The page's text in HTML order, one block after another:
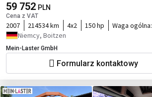
59 752 PLN
Cena z VAT
2007 214534 km 4x2 150 hp Waga ogólna:
Niemcy, Boitzen
Mein-Laster GmbH
Formularz kontaktowy